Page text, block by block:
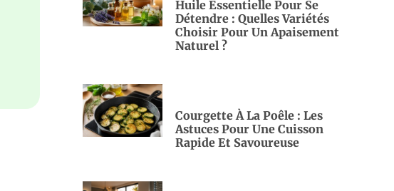
Huile Essentielle Pour Se
Détendre : Quelles Variétés
Choisir Pour Un Apaisement
Naturel ?
Courgette À La Poêle : Les
Astuces Pour Une Cuisson
Rapide Et Savoureuse